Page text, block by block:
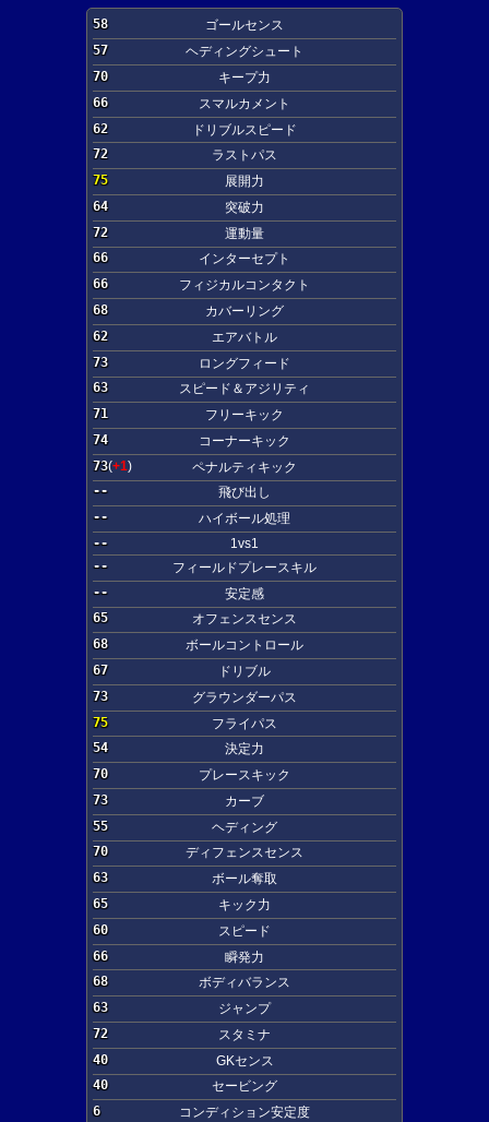
58
ゴールセンス
57
ヘディングシュート
70
キープ力
66
スマルカメント
62
ドリブルスピード
72
ラストパス
75
展開力
64
突破力
72
運動量
66
インターセプト
66
フィジカルコンタクト
68
カバーリング
62
エアバトル
73
ロングフィード
63
スピード＆アジリティ
71
フリーキック
74
コーナーキック
73(+1)
ペナルティキック
--
飛び出し
--
ハイボール処理
--
1vs1
--
フィールドプレースキル
--
安定感
65
オフェンスセンス
68
ボールコントロール
67
ドリブル
73
グラウンダーパス
75
フライパス
54
決定力
70
プレースキック
73
カーブ
55
ヘディング
70
ディフェンスセンス
63
ボール奪取
65
キック力
60
スピード
66
瞬発力
68
ボディバランス
63
ジャンプ
72
スタミナ
40
GKセンス
40
セービング
6
コンディション安定度